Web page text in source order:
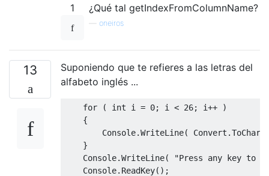
1 ¿Qué tal getIndexFromColumnName?
oneiros
13
Suponiendo que te refieres a las letras del
alfabeto inglés ...
for ( int i = 0; i < 26; i++
)
{
Console.WriteLine( Convert .ToChar
}
Console.WriteLine(
"Press any key to
Console. ReadKey();